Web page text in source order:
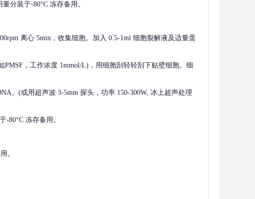
分装于-80°C 冻存备用。
离心 5min，收集细胞。加入 0.5-1ml 细胞裂解液及适量蛋
，工作浓度 1mmol/L)，用细胞刮轻轻刮下贴壁细胞。细
。(或用超声波 3-5mm 探头，功率 150-300W, 冰上超声处理
-80°C 冻存备用。
。